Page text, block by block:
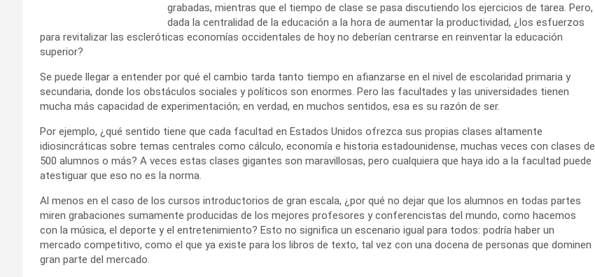
grabadas, mientras que el tiempo de clase se pasa discutiendo los ejercicios de tarea. Pero,
dada la centralidad de la educación a la hora de aumentar la productividad, ¿los esfuerzos
para revitalizar las escleróticas economías occidentales de hoy no deberían centrarse en reinventar la educación
superior?
Se puede llegar a entender por qué el cambio tarda tanto tiempo en afianzarse en el nivel de escolaridad primaria y
secundaria, donde los obstáculos sociales y políticos son enormes. Pero las facultades y las universidades tienen
mucha más capacidad de experimentación; en verdad, en muchos sentidos, esa es su razón de ser.
Por ejemplo, ¿qué sentido tiene que cada facultad en Estados Unidos ofrezca sus propias clases altamente
idiosincráticas sobre temas centrales como cálculo, economía e historia estadounidense, muchas veces con clases de
500 alumnos o más? A veces estas clases gigantes son maravillosas, pero cualquiera que haya ido a la facultad puede
atestiguar que eso no es la norma.
Al menos en el caso de los cursos introductorios de gran escala, ¿por qué no dejar que los alumnos en todas partes
miren grabaciones sumamente producidas de los mejores profesores y conferencistas del mundo, como hacemos
con la música, el deporte y el entretenimiento? Esto no significa un escenario igual para todos: podría haber un
mercado competitivo, como el que ya existe para los libros de texto, tal vez con una docena de personas que dominen
gran parte del mercado.